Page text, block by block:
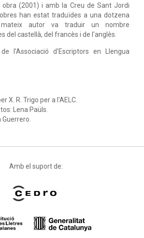
(2001) i amb la Creu de Sant Jordi
han estat traduïdes a una dotzena
autor va traduir un nombre
del castellà, del francès i de l'anglès.
l'Associació d'Escriptors en Llengua
X. R. Trigo per a l'AELC.
Lena Paüls.
Amb el suport de: